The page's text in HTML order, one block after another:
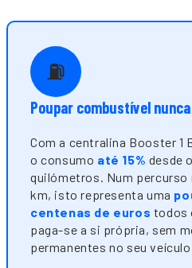
⛽
Poupar combustível
Com a centralina Booster 1
o consumo até 15% desde
quilómetros. Num percurso
km, isto representa uma
centenas de euros todos
paga-se a si própria, sem
permanentes no seu